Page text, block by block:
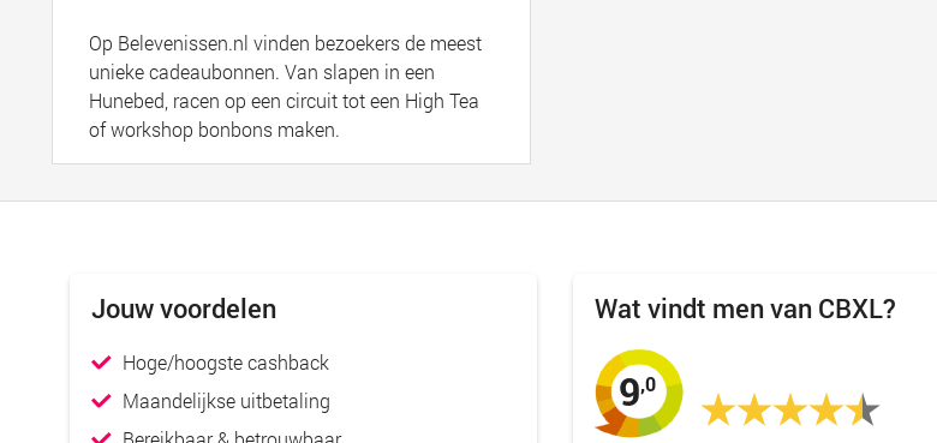
Op Belevenissen.nl vinden bezoekers de meest
unieke cadeaubonnen. Van slapen in een
Hunebed, racen op een circuit tot een High Tea
of workshop bonbons maken.
Jouw voordelen
Hoge/hoogste cashback
Maandelijkse uitbetaling
Wat vindt men van CBXL?
9,0